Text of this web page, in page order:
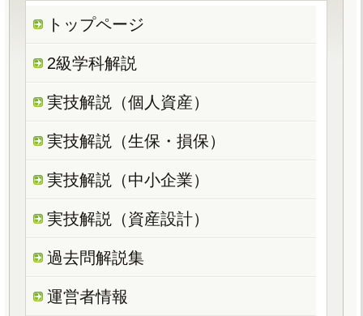
トップページ
2級学科解説
実技解説（個人資産）
実技解説（生保・損保）
実技解説（中小企業）
実技解説（資産設計）
過去問解説集
運営者情報